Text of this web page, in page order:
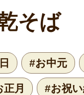
そば
#お中元
月 #お祝